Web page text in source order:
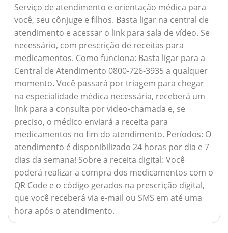
Serviço de atendimento e orientação médica para
você, seu cônjuge e filhos. Basta ligar na central de
atendimento e acessar o link para sala de vídeo. Se
necessário, com prescrição de receitas para
medicamentos. Como funciona: Basta ligar para a
Central de Atendimento 0800-726-3935 a qualquer
momento. Você passará por triagem para chegar
na especialidade médica necessária, receberá um
link para a consulta por video-chamada e, se
preciso, o médico enviará a receita para
medicamentos no fim do atendimento. Períodos: O
atendimento é disponibilizado 24 horas por dia e 7
dias da semana! Sobre a receita digital: Você
poderá realizar a compra dos medicamentos com o
QR Code e o código gerados na prescrição digital,
que você receberá via e-mail ou SMS em até uma
hora após o atendimento.